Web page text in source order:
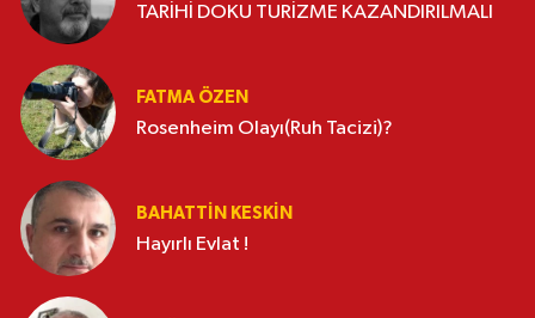
TARİHİ DOKU TURİZME KAZANDIRILMALI
FATMA ÖZEN
Rosenheim Olayı(Ruh Tacizi)?
BAHATTIN KESKİN
Hayırlı Evlat !